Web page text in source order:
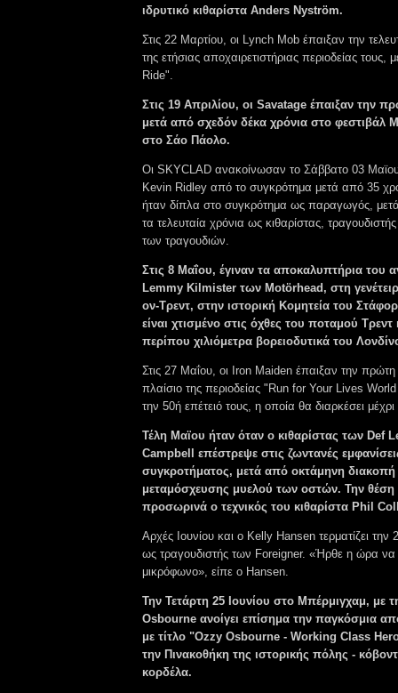
ιδρυτικό κιθαρίστα Anders Nyström.
Στις 22 Μαρτίου, οι Lynch Mob έπαιξαν την
της ετήσιας αποχαιρετιστήριας περιοδείας τους,
Ride".
Στις 19 Απριλίου, οι Savatage έπαιξαν την
μετά από σχεδόν δέκα χρόνια στο φεστιβάλ
στο Σάο Πάολο.
Οι SKYCLAD ανακοίνωσαν το Σάββατο 03
Kevin Ridley από το συγκρότημα μετά από 35
ήταν δίπλα στο συγκρότημα ως παραγωγός, μετά
τα τελευταία χρόνια ως κιθαρίστας,
των τραγουδιών.
Στις 8 Μαΐου, έγιναν τα αποκαλυπτήρια του
Lemmy Kilmister των Motörhead, στη
ον-Τρεντ, στην ιστορική Κομητεία του
είναι χτισμένο στις όχθες του ποταμού Τρεντ
περίπου χιλιόμετρα βορειοδυτικά του
Στις 27 Μαΐου, οι Iron Maiden έπαιξαν την
πλαίσιο της περιοδείας "Run for Your Lives
την 50ή επέτειό τους, η οποία θα διαρκέσει
Τέλη Μαϊου ήταν όταν ο κιθαρίστας των Def
Campbell επέστρεψε στις ζωντανές
συγκροτήματος, μετά από οκτάμηνη
μεταμόσχευσης μυελού των οστών. Την θέση
προσωρινά ο τεχνικός του κιθαρίστα Phil
Αρχές Ιουνίου και ο Kelly Hansen τερματίζει την
ως τραγουδιστής των Foreigner. «Ήρθε η ώρα
μικρόφωνο», είπε ο Hansen.
Την Τετάρτη 25 Ιουνίου στο Μπέρμιγχαμ, με
Osbourne ανοίγει επίσημα την παγκόσμια
με τίτλο "Ozzy Osbourne - Working Class
την Πινακοθήκη της ιστορικής πόλης -
κορδέλα.